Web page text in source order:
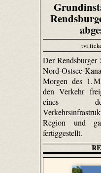
Der Rendsburger
Nord-Ostsee-
Morgen des 1.
den Verkehr
eines
Region und
fertiggestellt.